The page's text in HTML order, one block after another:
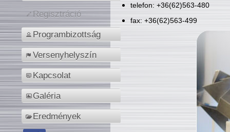
Regisztráció
Programbizottság
Versenyhelyszín
Kapcsolat
Galéria
Eredmények
telefon: +36(62)563-480
fax: +36(62)563-499